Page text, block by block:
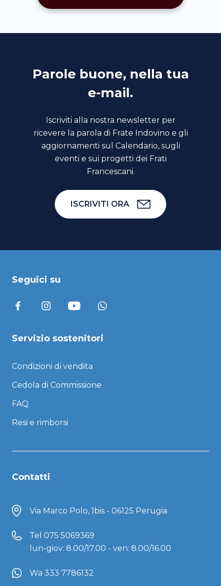
Parole buone, nella tua
e-mail.
Iscriviti alla nostra newsletter per
ricevere la parola di Frate Indovino e gli
aggiornamenti sul Calendario, sugli
eventi e sui progetti dei Frati
Francescani.
ISCRIVITI ORA
Seguici su
Servizio sostenitori
Condizioni di vendita
Cedola di Commissione
FAQ
Resi e rimborsi
Contatti
Via Marco Polo, 1bis - 06125 Perugia
Tel 075 5069369
lun-giov: 8.00/17.00 - ven: 8.00/16.00
Wa 333 7786132